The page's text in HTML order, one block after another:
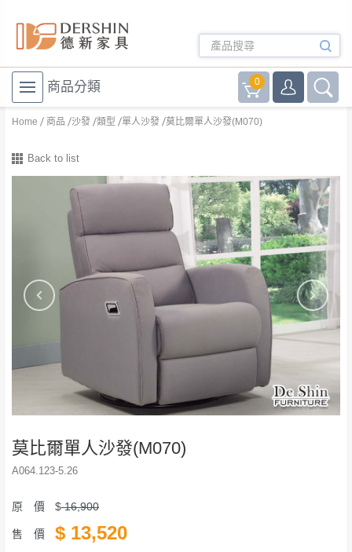
商品分類 0
Home 商品 沙發 類型 單人沙發 莫比爾單人沙發(M070)
Back to list
莫比爾單人沙發(M070)
A064.123-5.26
原 價 $16,900
售 價 $ 13,520